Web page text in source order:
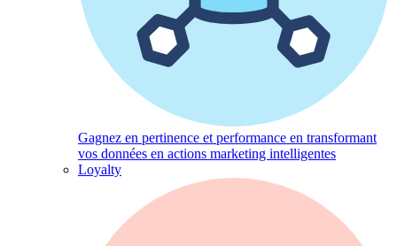
Gagnez en pertinence et performance en transformant
vos données en actions marketing intelligentes
Loyalty